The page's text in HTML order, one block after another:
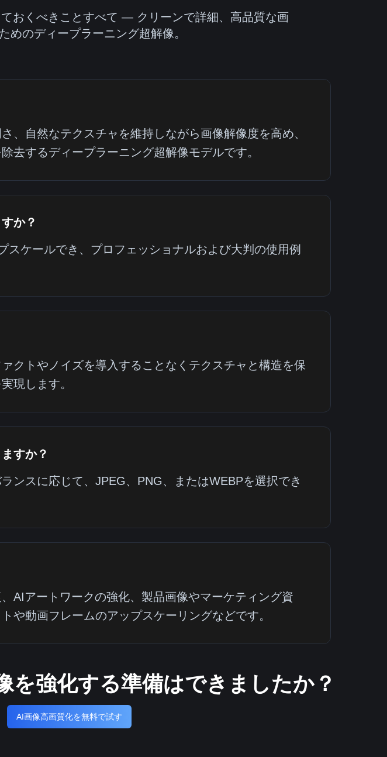
おくべきことすべて — クリーンで詳細、高品質な画
めのディープラーニング超解像。
、自然なテクスチャを維持しながら画像解像度を高め、
去するディープラーニング超解像モデルです。
か？
スケールでき、プロフェッショナルおよび大判の使用例
クトやノイズを導入することなくテクスチャと構造を保
現します。
すか？
ンスに応じて、JPEG、PNG、またはWEBPを選択でき
AIアートワークの強化、製品画像やマーケティング資
や動画フレームのアップスケーリングなどです。
を強化する準備はできましたか？
AI画像高画質化を無料で試す